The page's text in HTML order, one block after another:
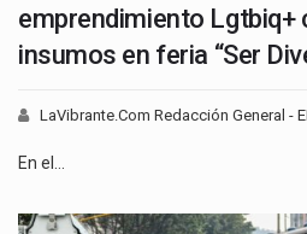
emprendimiento Lgtbiq+
insumos en feria “Ser
LaVibrante.Com Redacción General -
En el…